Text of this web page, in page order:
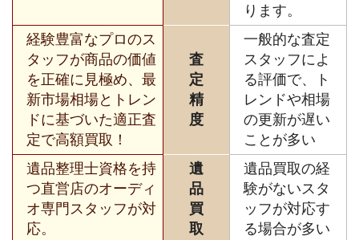
ります。
経験豊富なプロのス
タッフが商品の価値
を正確に見極め、最
新市場相場とトレン
ドに基づいた適正査
定で高額買取！
査
定
精
度
一般的な査定
スタッフによ
る評価で、ト
レンドや相場
の更新が遅い
ことが多い
遺品整理士資格を持
つ直営店のオーディ
オ専門スタッフが対
応。
遺
品
買
取
遺品買取の経
験がないスタ
ッフが対応す
る場合が多い